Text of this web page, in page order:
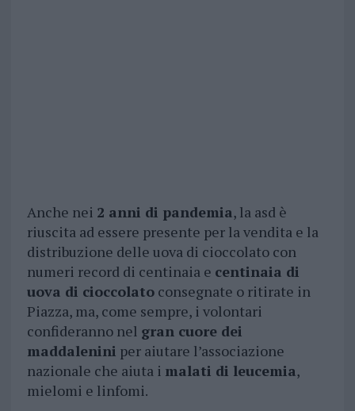
Anche nei 2 anni di pandemia, la asd è
riuscita ad essere presente per la vendita e la
distribuzione delle uova di cioccolato con
numeri record di centinaia e centinaia di
uova di cioccolatoconsegnate o ritirate in
Piazza, ma, come sempre, i volontari
confideranno nel gran cuore dei
maddalenini per aiutare l’associazione
nazionale che aiuta i malati di leucemia,
mielomi e linfomi.